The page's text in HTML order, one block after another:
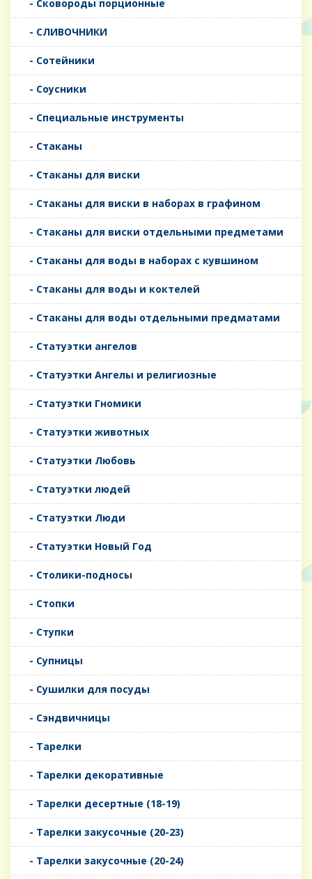
- Сковороды порционные
- СЛИВОЧНИКИ
- Сотейники
- Соусники
- Специальные инструменты
- Стаканы
- Стаканы для виски
- Стаканы для виски в наборах в графином
- Стаканы для виски отдельными предметами
- Стаканы для воды в наборах с кувшином
- Стаканы для воды и коктелей
- Стаканы для воды отдельными предматами
- Статуэтки ангелов
- Статуэтки Ангелы и религиозные
- Статуэтки Гномики
- Статуэтки животных
- Статуэтки Любовь
- Статуэтки людей
- Статуэтки Люди
- Статуэтки Новый Год
- Столики-подносы
- Стопки
- Ступки
- Супницы
- Сушилки для посуды
- Сэндвичницы
- Тарелки
- Тарелки декоративные
- Тарелки десертные (18-19)
- Тарелки закусочные (20-23)
- Тарелки закусочные (20-24)